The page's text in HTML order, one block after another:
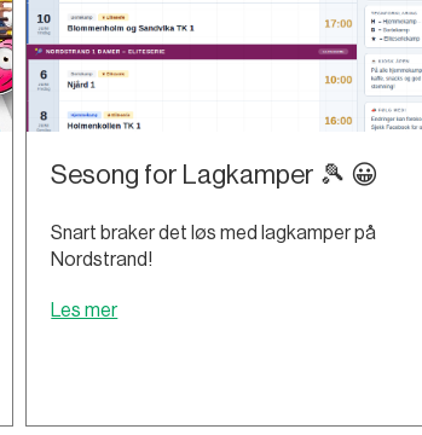
Sesong for Lagkamper 🎾 😀
Snart braker det løs med lagkamper på
Nordstrand!
Les mer